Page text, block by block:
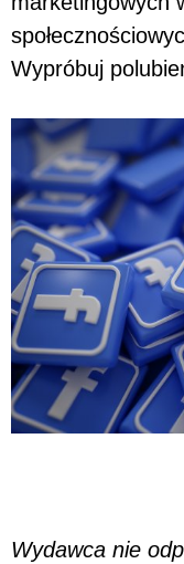
Wypróbuj
Wydawca nie